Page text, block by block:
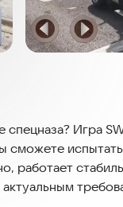
Игра
сможете
работает